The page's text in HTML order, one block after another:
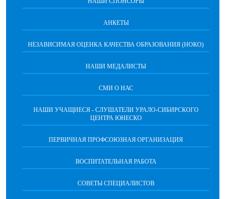
АНКЕТЫ
НЕЗАВИСИМАЯ ОЦЕНКА КАЧЕСТВА ОБРАЗОВАНИЯ (НОКО)
НАШИ МЕДАЛИСТЫ
СМИ О НАС
НАШИ УЧАЩИЕСЯ - СЛУШАТЕЛИ УРАЛО-СИБИРСКОГО
ЦЕНТРА ЮНЕСКО
ПЕРВИЧНАЯ ПРОФСОЮЗНАЯ ОРГАНИЗАЦИЯ
ВОСПИТАТЕЛЬНАЯ РАБОТА
СОВЕТЫ СПЕЦИАЛИСТОВ